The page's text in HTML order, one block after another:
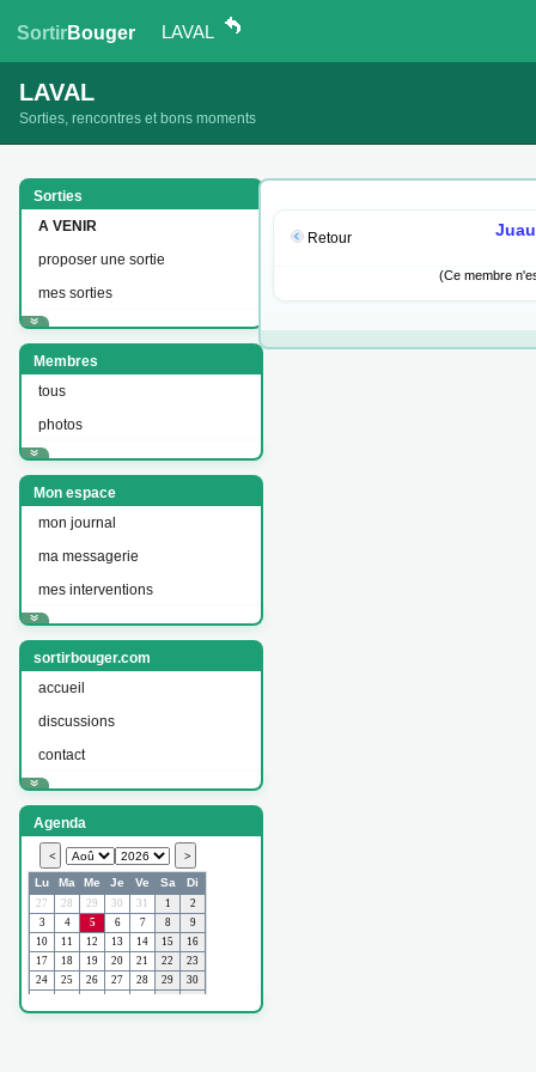
SortirBouger LAVAL
LAVAL
Sorties, rencontres et bons moments
Sorties
A VENIR
proposer une sortie
mes sorties
Membres
tous
photos
Mon espace
mon journal
ma messagerie
mes interventions
sortirbouger.com
accueil
discussions
contact
Agenda
Retour
(Ce membre